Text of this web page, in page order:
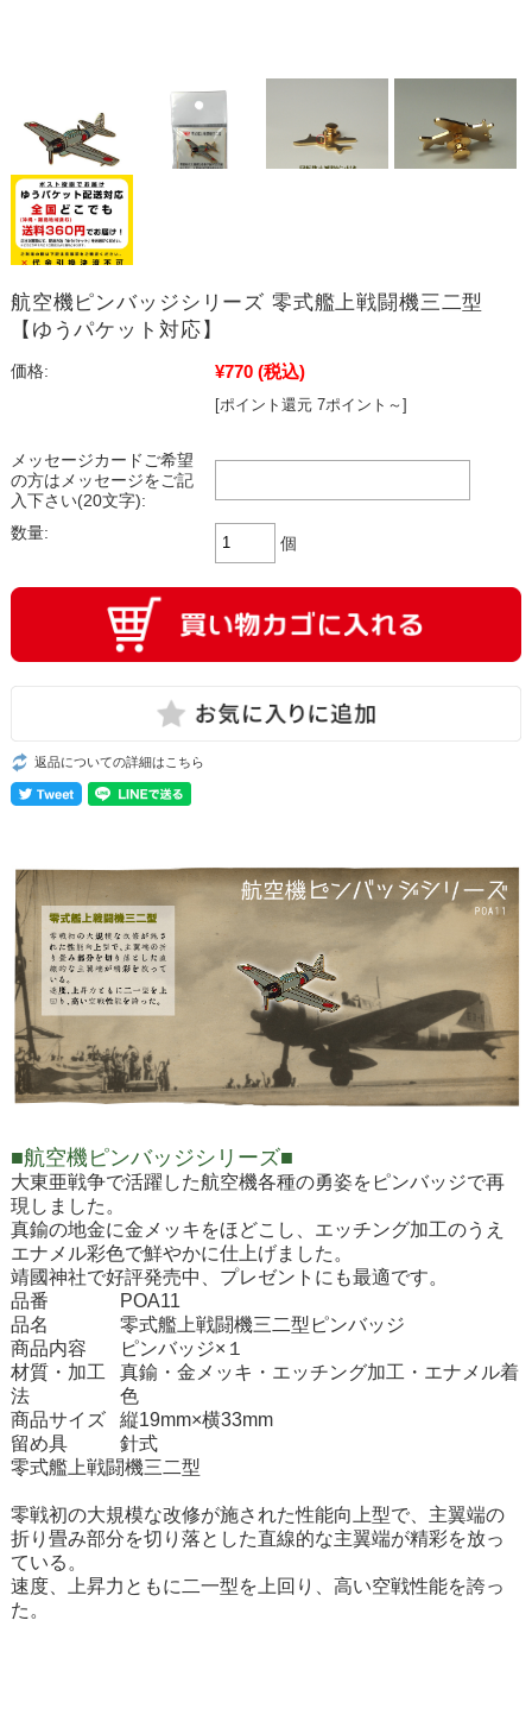
航空機ピンバッジシリーズ 零式艦上戦闘機三二型
【ゆうパケット対応】
価格: ¥770 (税込)
[ポイント還元 7ポイント～]
メッセージカードご希望
の方はメッセージをご記
入下さい(20文字):
数量:
個
返品についての詳細はこちら
■航空機ピンバッジシリーズ■
大東亜戦争で活躍した航空機各種の勇姿をピンバッジで再
現しました。
真鍮の地金に金メッキをほどこし、エッチング加工のうえ
エナメル彩色で鮮やかに仕上げました。
靖國神社で好評発売中、プレゼントにも最適です。
品番
POA11
品名
零式艦上戦闘機三二型ピンバッジ
商品内容
ピンバッジ×１
材質・加工
法
真鍮・金メッキ・エッチング加工・エナメル着
色
商品サイズ
縦19mm×横33mm
留め具
針式
零式艦上戦闘機三二型
零戦初の大規模な改修が施された性能向上型で、主翼端の
折り畳み部分を切り落とした直線的な主翼端が精彩を放っ
ている。
速度、上昇力ともに二一型を上回り、高い空戦性能を誇っ
た。